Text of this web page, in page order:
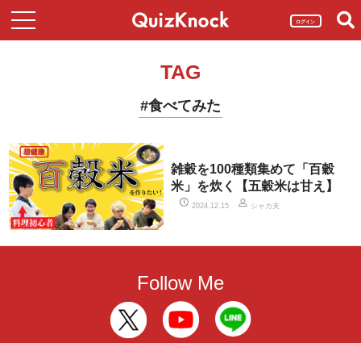
ログイン
TAG
#食べてみた
雑穀を100種類集めて「百穀
米」を炊く【五穀米は甘え】
2024.12.15 シャカ夫
Follow Me